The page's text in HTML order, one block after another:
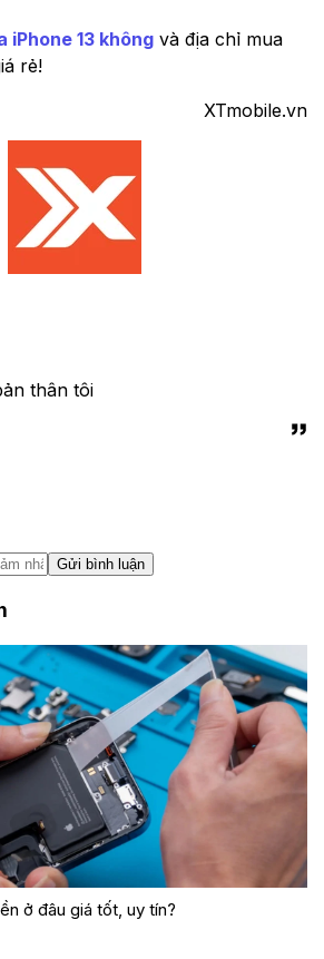
iPhone 13 không và địa chỉ mua
rẻ!
XTmobile.vn
thân tôi
Gửi bình luận
ở đâu giá tốt, uy tín?